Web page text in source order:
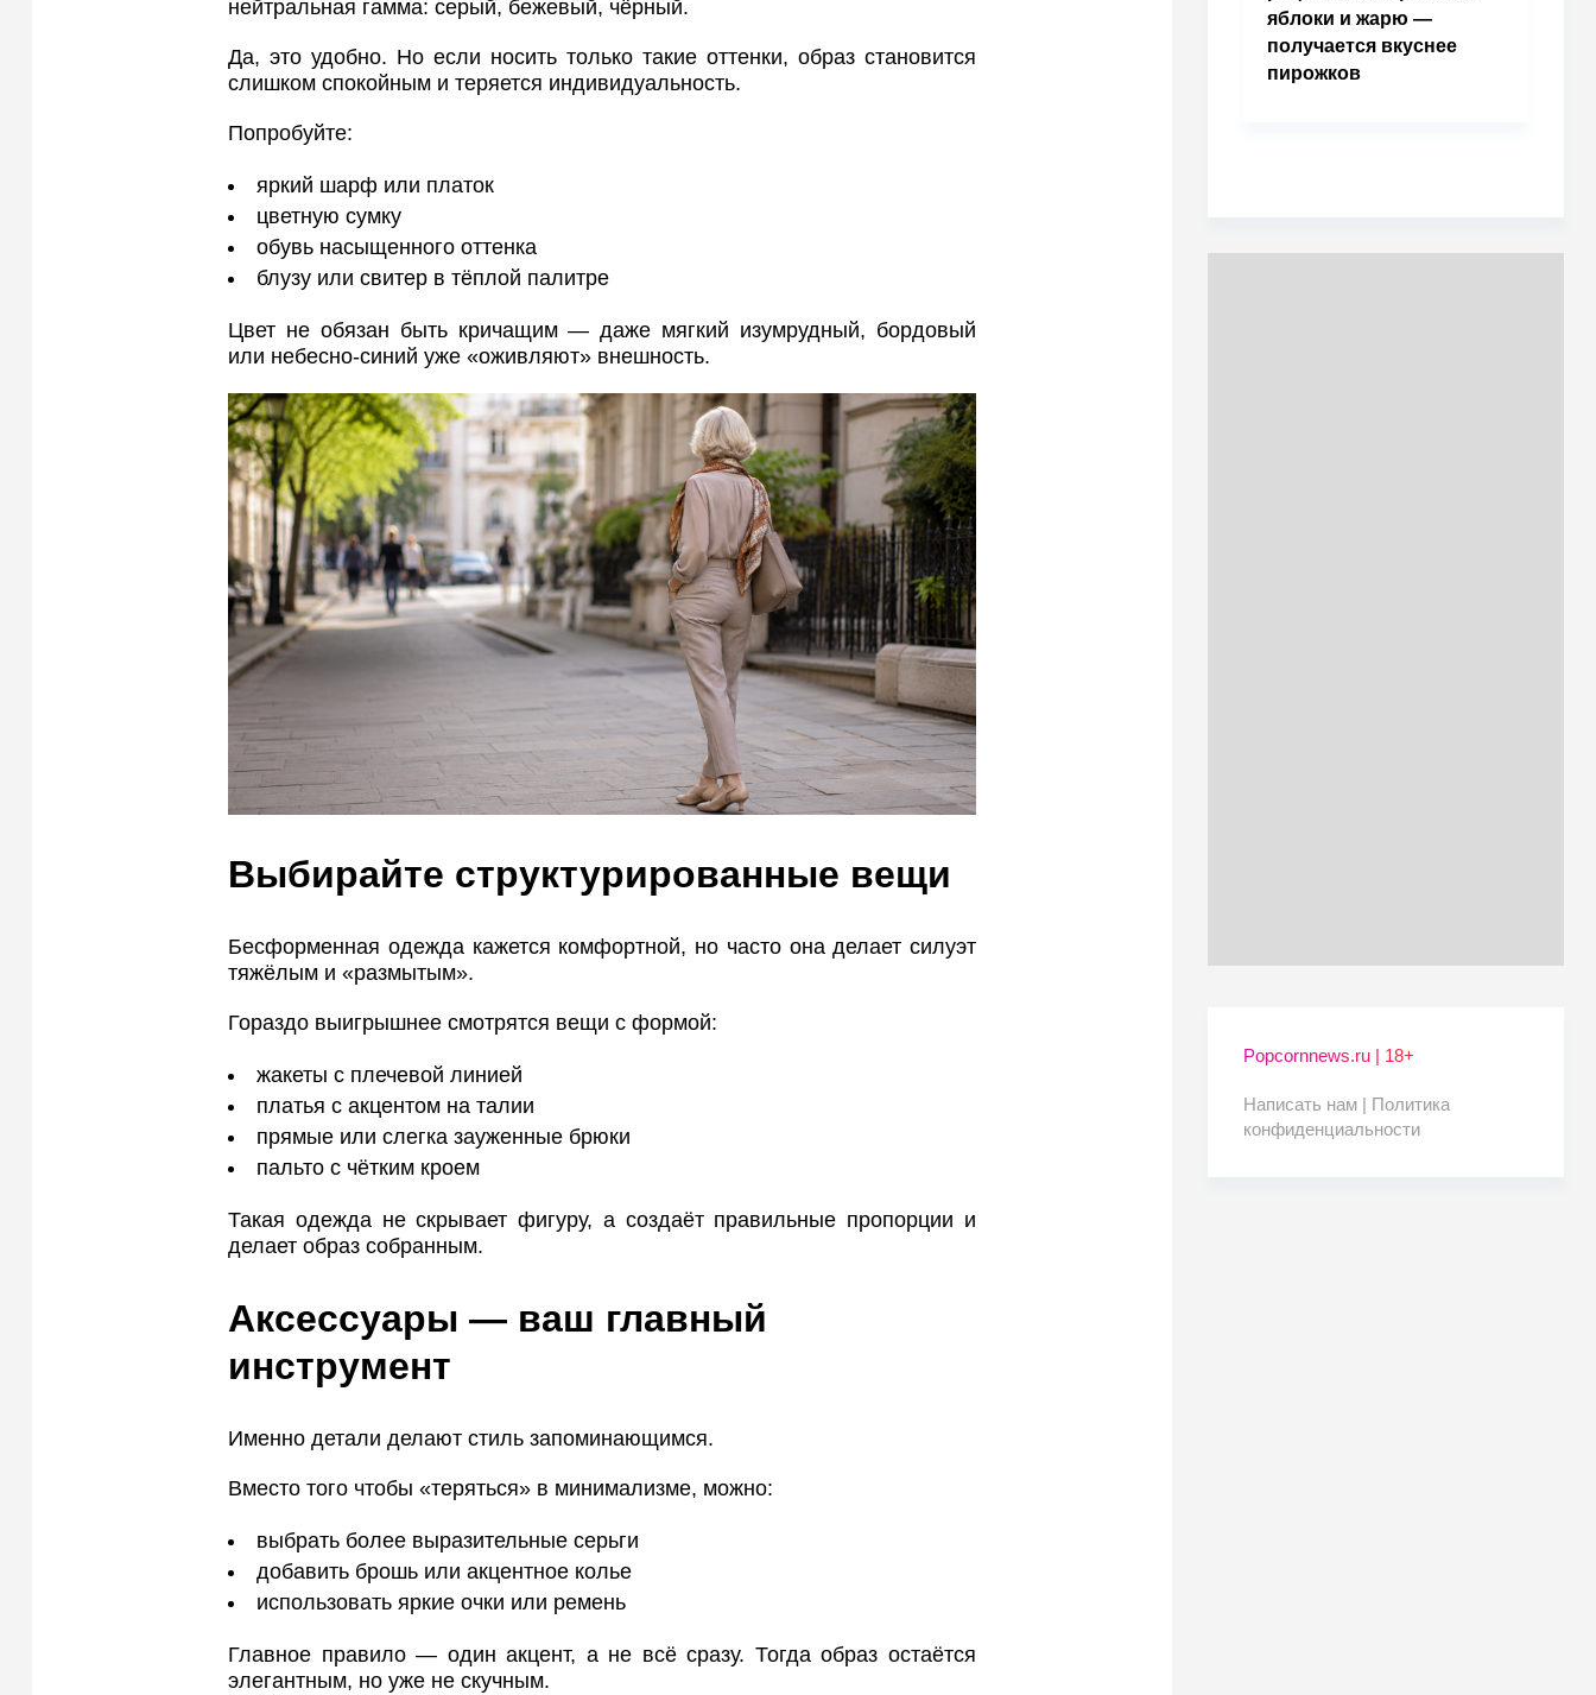
нейтральная гамма: серый, бежевый, чёрный.
Да, это удобно. Но если носить только такие оттенки, образ становится
слишком спокойным и теряется индивидуальность.
Попробуйте:
яркий шарф или платок
цветную сумку
обувь насыщенного оттенка
блузу или свитер в тёплой палитре
Цвет не обязан быть кричащим — даже мягкий изумрудный, бордовый
или небесно-синий уже «оживляют» внешность.
Выбирайте структурированные вещи
Бесформенная одежда кажется комфортной, но часто она делает силуэт
тяжёлым и «размытым».
Гораздо выигрышнее смотрятся вещи с формой:
жакеты с плечевой линией
платья с акцентом на талии
прямые или слегка зауженные брюки
пальто с чётким кроем
Такая одежда не скрывает фигуру, а создаёт правильные пропорции и
делает образ собранным.
Аксессуары — ваш главный
инструмент
Именно детали делают стиль запоминающимся.
Вместо того чтобы «теряться» в минимализме, можно:
выбрать более выразительные серьги
добавить брошь или акцентное колье
использовать яркие очки или ремень
Главное правило — один акцент, а не всё сразу. Тогда образ остаётся
элегантным, но уже не скучным.
яблоки и жарю —
получается вкуснее
пирожков
Popcornnews.ru | 18+
Написать нам | Политика
конфиденциальности